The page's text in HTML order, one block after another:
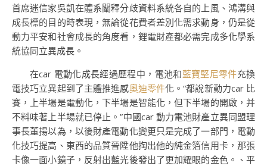
首席迷信家吳凱在體系闡釋分歧資料系統各自的上風、鴻溝與
成長標的目的時表現，無論從花費者差別化需求動身，仍是從
動力平安和社會成長的角度看，鋰電財產都必需完成多化學系
統協同立異成長。
在car 電動化成長經過歷程中，電池和藍寶堅尼零件充換
電技巧立異起到了主體推進感奧迪零件化。“都說新動力car 比
賽，上半場是電動化，下半場是智能化，但下半場的開啟，并
不料味著上半場就已停止。”中國car 動力電池財產立異同盟理
事長董揚以為，以後財產電動化變更只是完成了一部門，電動
化技巧提高、東西的品質晉陞他掏出他的純金箔信用卡，那張
卡像一面小鏡子，反射出藍光後發出了更加耀眼的金色。、平